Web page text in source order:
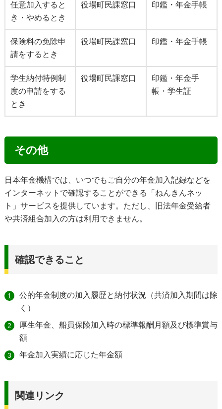
任意加入すると
き・やめるとき
役場町民課窓口 印鑑・年金手帳
保険料の免除申
請をするとき
役場町民課窓口 印鑑・年金手帳
学生納付特例制
度の申請をする
とき
役場町民課窓口
印鑑・年金手
帳・学生証
その他
日本年金機構では、いつでもご自分の年金加入記録などを
インターネットで確認することができる「ねんきんネッ
ト」サービスを提供しています。ただし、旧法年金受給者
や共済組合加入の方は利用できません。
確認できること
公的年金制度の加入履歴と納付状況（共済加入期間は除
く）
厚生年金、船員保険加入時の標準報酬月額及び標準賞与
額
年金加入実績に応じた年金額
関連リンク